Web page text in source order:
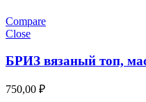
Compare
Close
БРИЗ вязаный топ,
750,00 ₽